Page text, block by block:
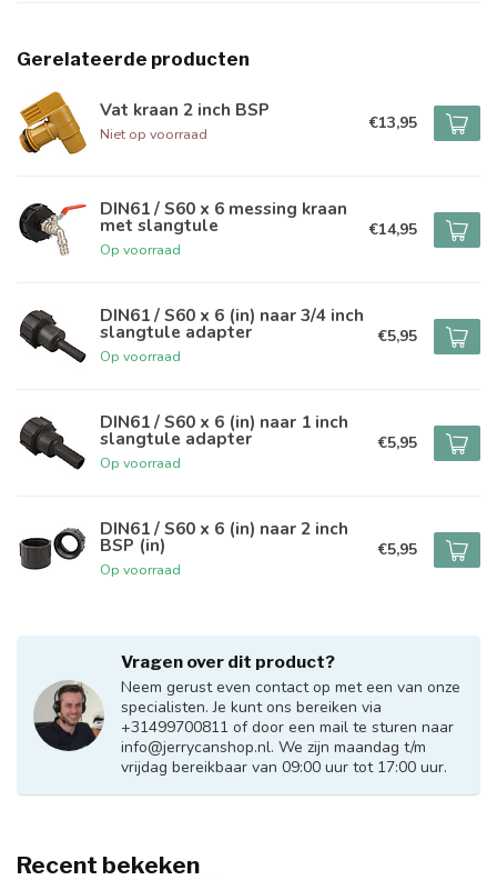
Gerelateerde producten
Vat kraan 2 inch BSP
Niet op voorraad
€13,95
DIN61 / S60 x 6 messing kraan
met slangtule
Op voorraad
€14,95
DIN61 / S60 x 6 (in) naar 3/4 inch
slangtule adapter
Op voorraad
€5,95
DIN61 / S60 x 6 (in) naar 1 inch
slangtule adapter
Op voorraad
€5,95
DIN61 / S60 x 6 (in) naar 2 inch
BSP (in)
Op voorraad
€5,95
Vragen over dit product?
Neem gerust even contact op met een van onze
specialisten. Je kunt ons bereiken via
+31499700811 of door een mail te sturen naar
info@jerrycanshop.nl. We zijn maandag t/m
vrijdag bereikbaar van 09:00 uur tot 17:00 uur.
Recent bekeken